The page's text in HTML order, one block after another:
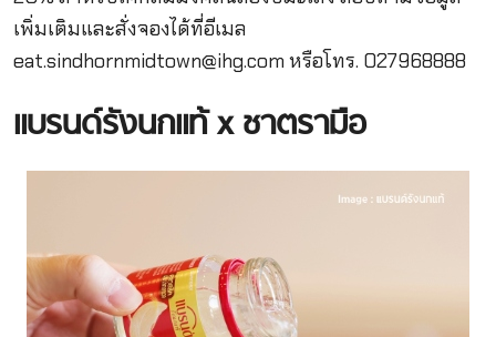
เพิ่มเติมและสั่งจองได้ที่อีเมล
eat.sindhornmidtown@ihg.com หรือโทร. 027968888
แบรนด์รังนกแท้ x ชาตรามือ